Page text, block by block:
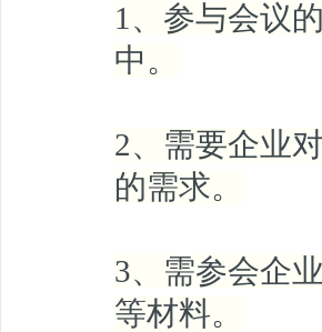
1、参与会议
中。
2、需要企业
的需求。
3、需参会企
等材料。